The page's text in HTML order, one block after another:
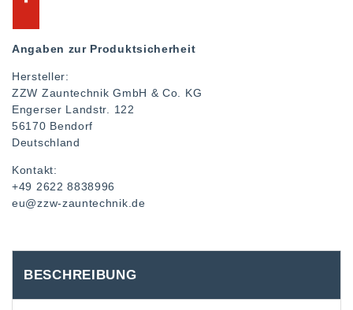
Angaben zur Produktsicherheit
Hersteller:
ZZW Zauntechnik GmbH & Co. KG
Engerser Landstr. 122
56170 Bendorf
Deutschland
Kontakt:
+49 2622 8838996
eu@zzw-zauntechnik.de
BESCHREIBUNG